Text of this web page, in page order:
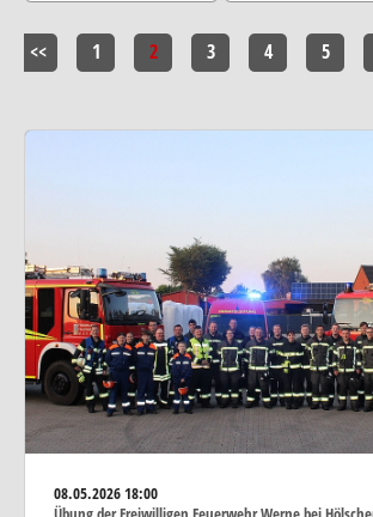
<< 1 2 3 4 5
08.05.202618:00